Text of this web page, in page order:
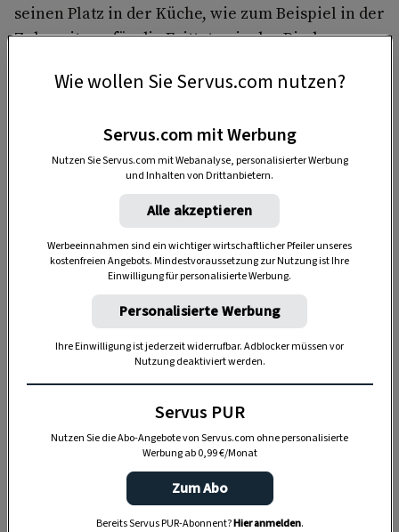
seinen Platz in der Küche, wie zum Beispiel in der
Zubereitung für die Frittaten in der Rindsuppe.
Anzeige
Den wunderbaren Reindling bäckt die Wirtin
selbst. Ein echtes Kärnter Frig­ga, eine Art Käse-
Omelette mit Speck, sowie Kaiserschmarren,
Gulasch und Jause gibt’s immer.
Nur manchmal kommt auch ein
Wie wollen Sie Servus.com nutzen?
Servus.com mit Werbung
Nutzen Sie Servus.com mit Webanalyse, personalisierter Werbung
und Inhalten von Drittanbietern.
Alle akzeptieren
Werbeeinnahmen sind ein wichtiger wirtschaftlicher Pfeiler unseres
kostenfreien Angebots. Mindestvoraussetzung zur Nutzung ist Ihre
Einwilligung für personalisierte Werbung.
Personalisierte Werbung
Ihre Einwilligung ist jederzeit widerrufbar. Adblocker müssen vor
Nutzung deaktiviert werden.
Servus PUR
Nutzen Sie die Abo-Angebote von Servus.com ohne personalisierte
Werbung ab 0,99 €/Monat
Zum Abo
Bereits Servus PUR-Abonnent?Hier anmelden.